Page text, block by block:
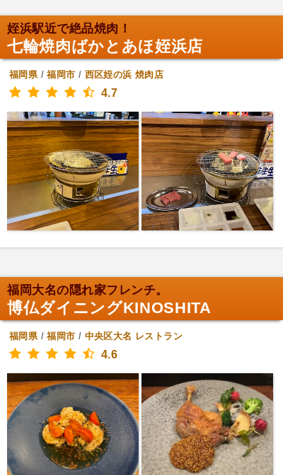
姪浜駅近で絶品焼肉！
七輪焼肉ばかとあほ姪浜店
福岡県/福岡市 / 西区姪の浜 焼肉店
4.7
福岡大名の隠れ家フレンチ。
博仏ダイニングKINOSHITA
福岡県/福岡市 / 中央区大名 レストラン
4.6